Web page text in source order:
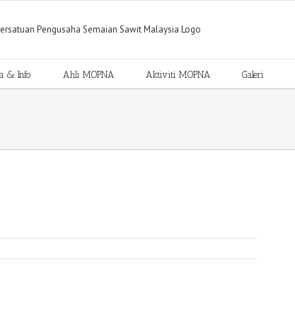
& Info Ahli MOPNA Aktiviti MOPNA Galeri